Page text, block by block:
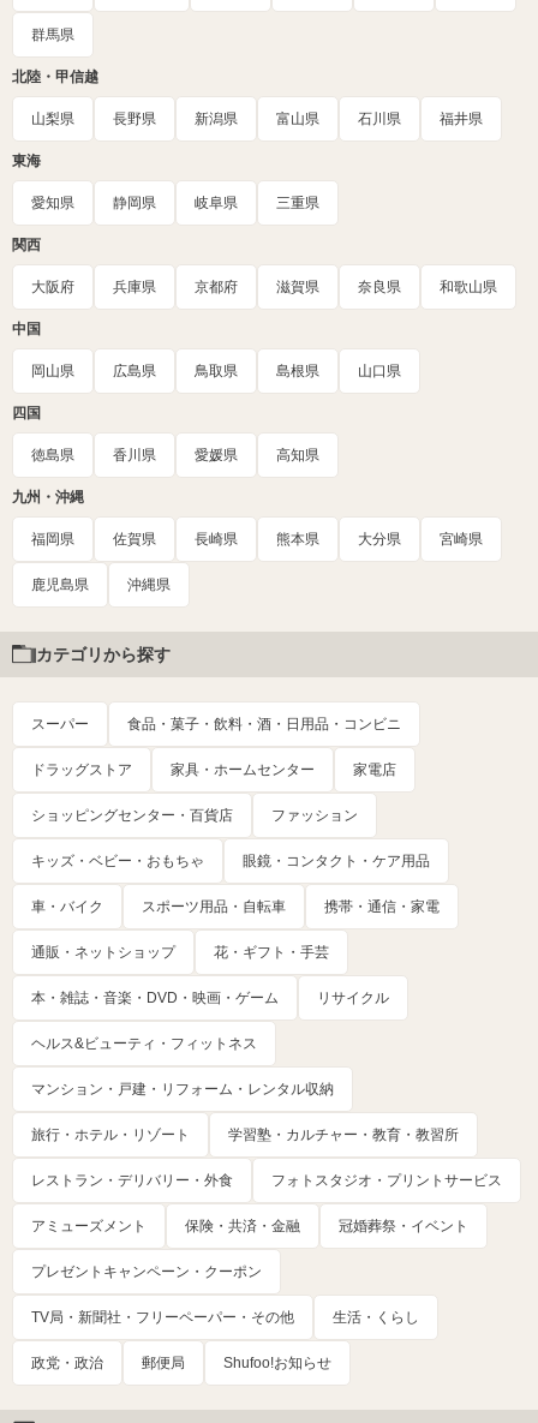
群馬県
北陸・甲信越
山梨県 長野県 新潟県 富山県 石川県 福井県
東海
愛知県 静岡県 岐阜県 三重県
関西
大阪府 兵庫県 京都府 滋賀県 奈良県 和歌山県
中国
岡山県 広島県 鳥取県 島根県 山口県
四国
徳島県 香川県 愛媛県 高知県
九州・沖縄
福岡県 佐賀県 長崎県 熊本県 大分県 宮崎県
鹿児島県 沖縄県
カテゴリから探す
スーパー 食品・菓子・飲料・酒・日用品・コンビニ
ドラッグストア 家具・ホームセンター 家電店
ショッピングセンター・百貨店 ファッション
キッズ・ベビー・おもちゃ 眼鏡・コンタクト・ケア用品
車・バイク スポーツ用品・自転車 携帯・通信・家電
通販・ネットショップ 花・ギフト・手芸
本・雑誌・音楽・DVD・映画・ゲーム リサイクル
ヘルス&ビューティ・フィットネス
マンション・戸建・リフォーム・レンタル収納
旅行・ホテル・リゾート 学習塾・カルチャー・教育・教習所
レストラン・デリバリー・外食 フォトスタジオ・プリントサービス
アミューズメント 保険・共済・金融 冠婚葬祭・イベント
プレゼントキャンペーン・クーポン
TV局・新聞社・フリーペーパー・その他 生活・くらし
政党・政治 郵便局 Shufoo!お知らせ